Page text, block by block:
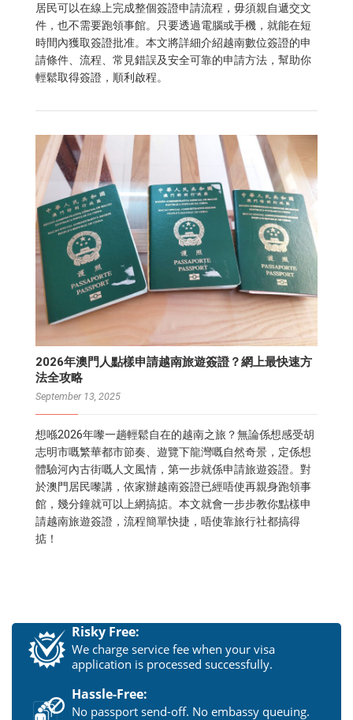
居民可以在線上完成整個簽證申請流程，毋須親自遞交文
件，也不需要跑領事館。只要透過電腦或手機，就能在短
時間內獲取簽證批准。本文將詳細介紹越南數位簽證的申
請條件、流程、常見錯誤及安全可靠的申請方法，幫助你
輕鬆取得簽證，順利啟程。
2026年澳門人點樣申請越南旅遊簽證？網上最快速方
法全攻略
September 13, 2025
想喺2026年嚟一趟輕鬆自在的越南之旅？無論係想感受胡
志明市嘅繁華都市節奏、遊覽下龍灣嘅自然奇景，定係想
體驗河內古街嘅人文風情，第一步就係申請旅遊簽證。對
於澳門居民嚟講，依家辦越南簽證已經唔使再親身跑領事
館，幾分鐘就可以上網搞掂。本文就會一步步教你點樣申
請越南旅遊簽證，流程簡單快捷，唔使靠旅行社都搞得
掂！
Risky Free:
We charge service fee when your visa
application is processed successfully.
Hassle-Free:
No passport send-off. No embassy queuing.